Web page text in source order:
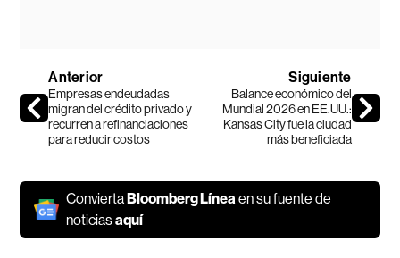
Anterior
Empresas endeudadas
migran del crédito privado y
recurren a refinanciaciones
para reducir costos
Siguiente
Balance económico del
Mundial 2026 en EE.UU.:
Kansas City fue la ciudad
más beneficiada
ConviertaBloomberg Línea en su fuente de
noticiasaquí